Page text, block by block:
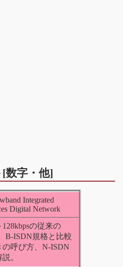
[数字・他]
Integrated
Digital Network
の従来の
B-ISDN規格と比較
の呼び方、N-ISDN
。